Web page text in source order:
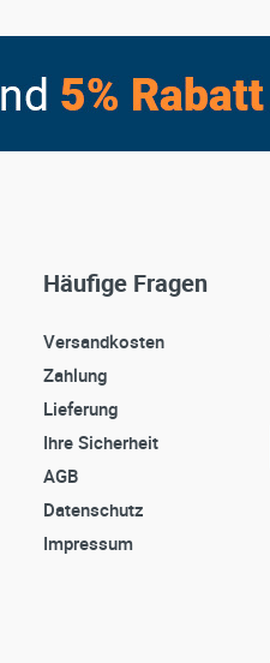
Häufige Fragen
Versandkosten
Zahlung
Lieferung
Ihre Sicherheit
AGB
Datenschutz
Impressum